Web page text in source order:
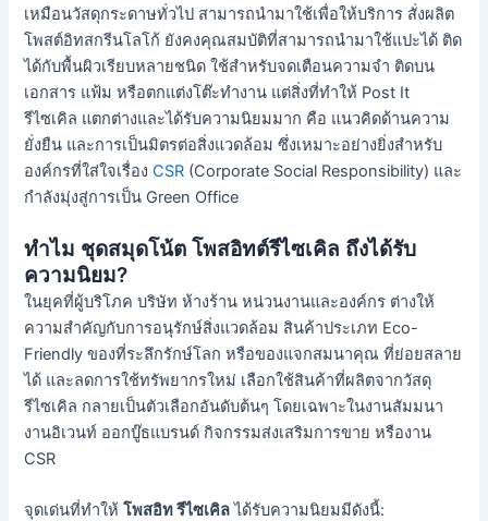
เหมือนวัสดุกระดาษทั่วไป สามารถนำมาใช้เพื่อให้บริการ สั่งผลิต
โพสต์อิทสกรีนโลโก้ ยังคงคุณสมบัติที่สามารถนำมาใช้แปะได้ ติด
ได้กับพื้นผิวเรียบหลายชนิด ใช้สำหรับจดเตือนความจำ ติดบน
เอกสาร แฟ้ม หรือตกแต่งโต๊ะทำงาน แต่สิ่งที่ทำให้ Post It
รีไซเคิล แตกต่างและได้รับความนิยมมาก คือ แนวคิดด้านความ
ยั่งยืน และการเป็นมิตรต่อสิ่งแวดล้อม ซึ่งเหมาะอย่างยิ่งสำหรับ
องค์กรที่ใส่ใจเรื่องCSR (Corporate Social Responsibility) และ
กำลังมุ่งสู่การเป็น Green Office
ทำไม ชุดสมุดโน้ต โพสอิทต์รีไซเคิล ถึงได้รับ
ความนิยม?
ในยุคที่ผู้บริโภค บริษัท ห้างร้าน หน่วนงานและองค์กร ต่างให้
ความสำคัญกับการอนุรักษ์สิ่งแวดล้อม สินค้าประเภท Eco-
Friendly ของที่ระลึกรักษ์โลก หรือของแจกสมนาคุณ ที่ย่อยสลาย
ได้ และลดการใช้ทรัพยากรใหม่ เลือกใช้สินค้าที่ผลิตจากวัสดุ
รีไซเคิล กลายเป็นตัวเลือกอันดับต้นๆ โดยเฉพาะในงานสัมมนา
งานอิเวนท์ ออกบู๊ธแบรนด์ กิจกรรมส่งเสริมการขาย หรืองาน
CSR
จุดเด่นที่ทำให้โพสอิท รีไซเคิลได้รับความนิยมมีดังนี้: